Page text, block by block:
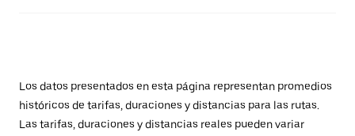
Los datos presentados en esta página representan promedios
históricos de tarifas, duraciones y distancias para las rutas.
Las tarifas, duraciones y distancias reales pueden variar